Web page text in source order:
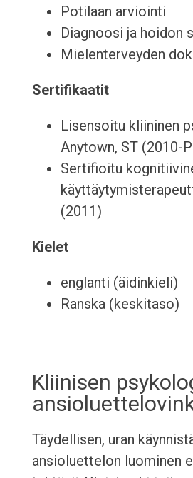
Potilaan arviointi
Diagnoosi ja hoidon
Mielenterveyden
Sertifikaatit
Lisensoitu kliininen
Anytown, ST (2010-
Sertifioitu
(2011)
Kielet
englanti (äidinkieli)
Ranska (keskitaso)
Kliinisen
Täydellisen, uran
ansioluettelon luominen